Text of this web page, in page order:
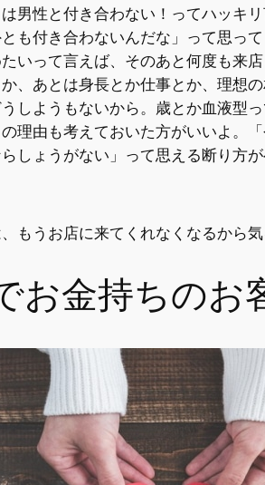
男性と付き合わない！ってハッキ
も付き合わないんだな」 って思っ
いって言えば、そのあと何度も来
、あとは身長とか仕事とか、理想
しようもないから。歳とか血液型
理由も考えておいた方がいいよ。
しょうがない」って思える断り方が
もうお店に来てくれなくなるから
お金持ちのお